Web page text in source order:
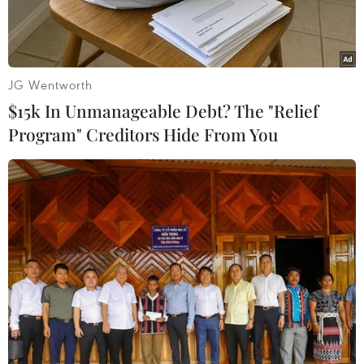
Người tham gia lễ hội phải sống một tuần giữa sa mạc cháy
nắng. (Nguồn: Reuters)
Lễ hội Burning Man ở bang Nevada, một lễ hội
được coi là lập dị đang được bắt chước tại nhiều
nước trên thế giới, đã được các nhà xã hội học
và nhân loại học Thụy Sĩ nghiên cứu.
JG Wentworth
$15k In Unmanageable Debt? The "Relief
Program" Creditors Hide From You